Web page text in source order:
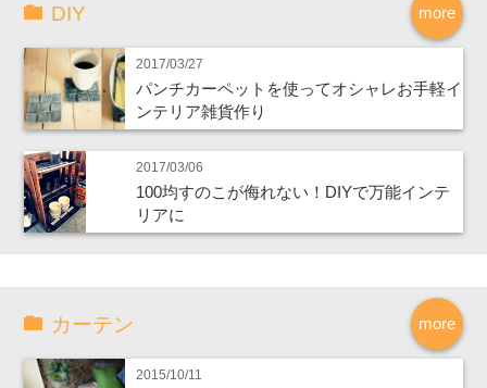
more
DIY
2017/03/27
パンチカーペットを使ってオシャレお手軽イ
ンテリア雑貨作り
2017/03/06
100均すのこが侮れない！DIYで万能インテ
リアに
more
カーテン
2015/10/11